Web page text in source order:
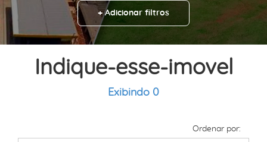
+ Adicionar filtros
Indique-esse-imovel
Exibindo 0
Ordenar por: